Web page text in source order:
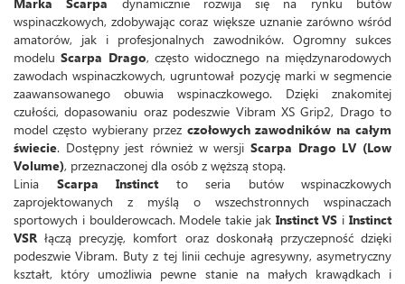
wspinaczkowych, zdobywając coraz większe uznanie zarówno wśród
amatorów, jak i profesjonalnych zawodników. Ogromny sukces
modeluScarpa Drago, często widocznego na międzynarodowych
zawodach wspinaczkowych, ugruntował pozycję marki w segmencie
zaawansowanego obuwia wspinaczkowego. Dzięki znakomitej
czułości, dopasowaniu oraz podeszwie Vibram XS Grip2, Drago to
model często wybierany przez czołowych zawodników na całym
świecie. Dostępny jest również w wersji Scarpa Drago LV (Low
Volume), przeznaczonej dla osób z węższą stopą.
Linia Scarpa Instinctto seria butów wspinaczkowych
zaprojektowanych z myślą o wszechstronnych wspinaczach
sportowych i boulderowcach. Modele takie jak Instinct VS iInstinct
VSR łączą precyzję, komfort oraz doskonałą przyczepność dzięki
podeszwie Vibram. Buty z tej linii cechuje agresywny, asymetryczny
kształt, który umożliwia pewne stanie na małych krawądkach i